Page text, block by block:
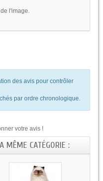
l'image.
des avis pour contrôler
par ordre chronologique.
votre avis !
MÊME CATÉGORIE :